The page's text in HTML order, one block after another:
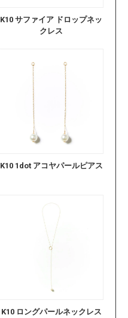
K10 サファイア ドロップネッ
クレス
K10 1dot アコヤパールピアス
K10 ロングパールネックレス